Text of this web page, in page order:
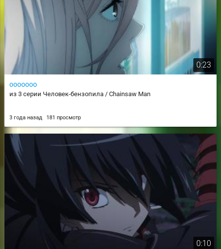
0:23
ооооооо
из 3 серии Человек-бензопила / Chainsaw Man
3 года назад 181 просмотр
0:10